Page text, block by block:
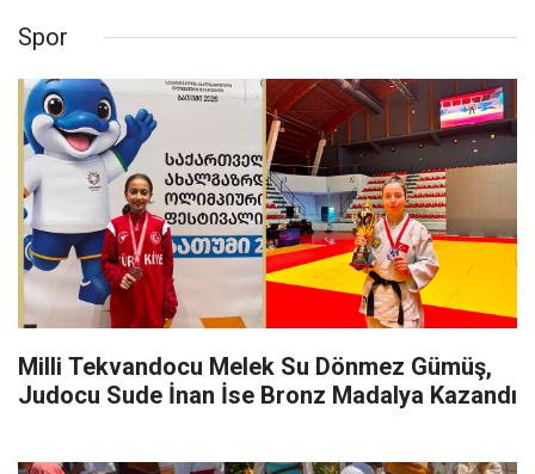
Spor
Milli Tekvandocu Melek Su Dönmez Gümüş,
Judocu Sude İnan İse Bronz Madalya Kazandı